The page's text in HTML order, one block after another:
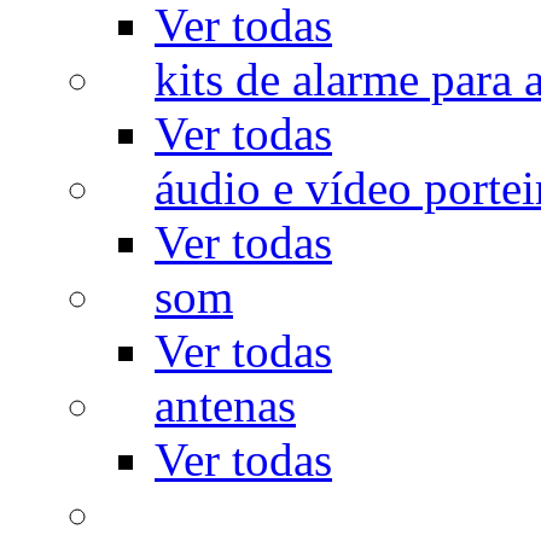
Ver todas
kits de alarme para
Ver todas
áudio e vídeo
Ver todas
som
Ver todas
antenas
Ver todas